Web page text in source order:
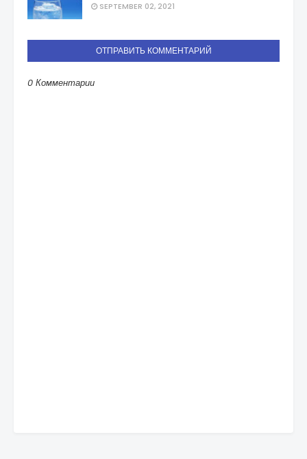
SEPTEMBER 02, 2021
ОТПРАВИТЬ КОММЕНТАРИЙ
0 Комментарии